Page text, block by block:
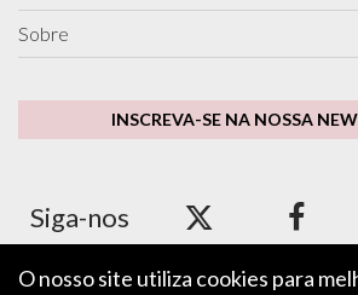
Sobre
INSCREVA-SE NA NOSSA
Siga-nos
O nosso site utiliza cookies para